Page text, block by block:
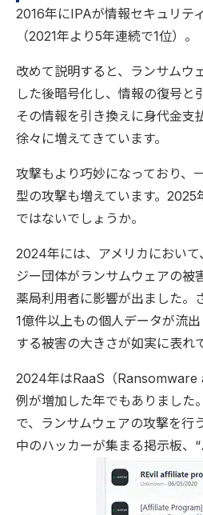
2016年にIPAが情報セキュリテ
（2021年より5年連続で1位）。
改めて説明すると、ランサム
した後暗号化し、情報の復号と
その情報を引き換えに身代金支
徐々に増えてきています。
攻撃もより巧妙になっており、
型の攻撃も増えています。2025
ではないでしょうか。
2024年には、アメリカにおい
ジー団体がランサムウェアの被
薬局利用者に影響が出ました。
1億件以上もの個人データが流
する被害の大きさが如実に表れ
2024年はRaaS（Ransomware
例が増加した年でもありました
で、ランサムウェアの攻撃を行
中のハッカーが集まる掲示板、